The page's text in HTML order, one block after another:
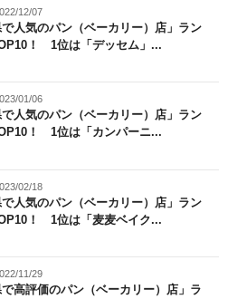
12/07
で人気のパン（ベーカリー）店」ラン
！ 1位は「デッセム」...
01/06
で人気のパン（ベーカリー）店」ラン
！ 1位は「カンパーニ...
02/18
で人気のパン（ベーカリー）店」ラン
！ 1位は「麦麦ベイク...
11/29
で高評価のパン（ベーカリー）店」ラ